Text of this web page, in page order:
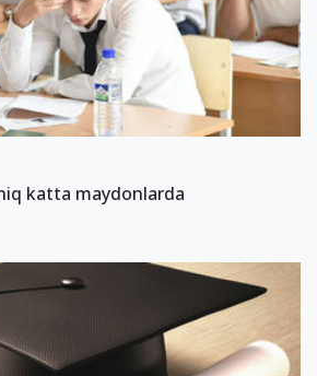
katta maydonlarda